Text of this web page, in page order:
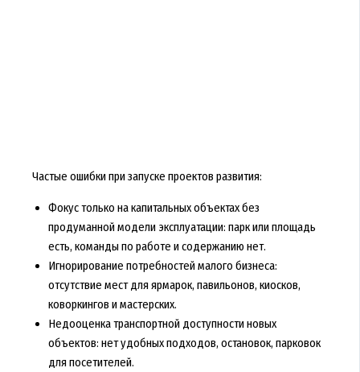
Частые ошибки при запуске проектов развития:
Фокус только на капитальных объектах без
продуманной модели эксплуатации: парк или площадь
есть, команды по работе и содержанию нет.
Игнорирование потребностей малого бизнеса:
отсутствие мест для ярмарок, павильонов, киосков,
коворкингов и мастерских.
Недооценка транспортной доступности новых
объектов: нет удобных подходов, остановок, парковок
для посетителей.